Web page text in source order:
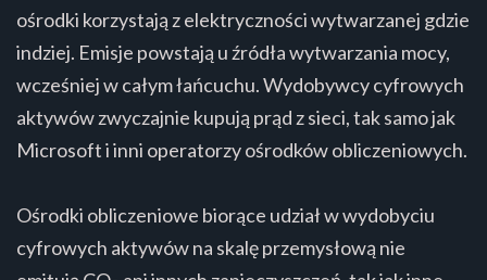
ośrodki korzystają z elektryczności wytwarzanej gdzie
indziej. Emisje powstają u źródła wytwarzania mocy,
wcześniej w całym łańcuchu. Wydobywcy cyfrowych
aktywów zwyczajnie kupują prąd z sieci, tak samo jak
Microsoft i inni operatorzy ośrodków obliczeniowych.
Ośrodki obliczeniowe biorące udział w wydobyciu
cyfrowych aktywów na skalę przemysłową nie